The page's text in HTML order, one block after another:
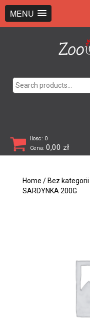
MENU
Ilosc: 0
Cena: 0,00 zł
Home / Bez kategorii
SARDYNKA 200G